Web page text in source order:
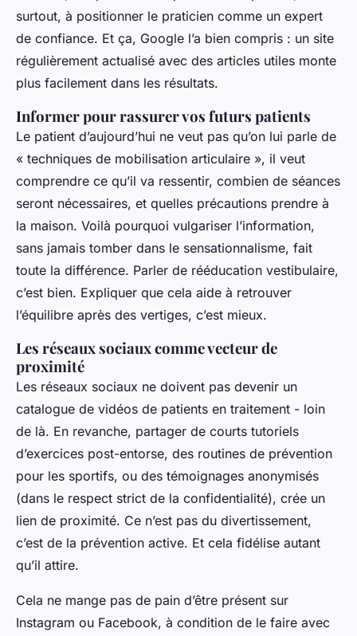
surtout, à positionner le praticien comme un expert
de confiance. Et ça, Google l’a bien compris : un site
régulièrement actualisé avec des articles utiles monte
plus facilement dans les résultats.
Informer pour rassurer vos futurs patients
Le patient d’aujourd’hui ne veut pas qu’on lui parle de
« techniques de mobilisation articulaire », il veut
comprendre ce qu’il va ressentir, combien de séances
seront nécessaires, et quelles précautions prendre à
la maison. Voilà pourquoi vulgariser l’information,
sans jamais tomber dans le sensationnalisme, fait
toute la différence. Parler de rééducation vestibulaire,
c’est bien. Expliquer que cela aide à retrouver
l’équilibre après des vertiges, c’est mieux.
Les réseaux sociaux comme vecteur de
proximité
Les réseaux sociaux ne doivent pas devenir un
catalogue de vidéos de patients en traitement - loin
de là. En revanche, partager de courts tutoriels
d’exercices post-entorse, des routines de prévention
pour les sportifs, ou des témoignages anonymisés
(dans le respect strict de la confidentialité), crée un
lien de proximité. Ce n’est pas du divertissement,
c’est de la prévention active. Et cela fidélise autant
qu’il attire.
Cela ne mange pas de pain d’être présent sur
Instagram ou Facebook, à condition de le faire avec